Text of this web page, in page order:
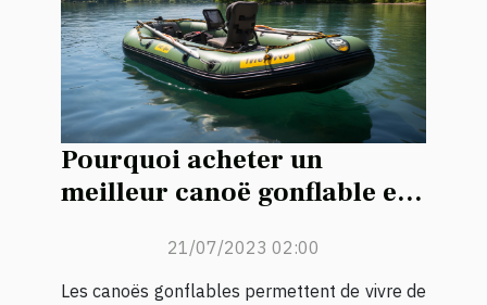
Pourquoi acheter un
meilleur canoë gonflable en
21/07/2023 02:00
Les canoës gonflables permettent de vivre de